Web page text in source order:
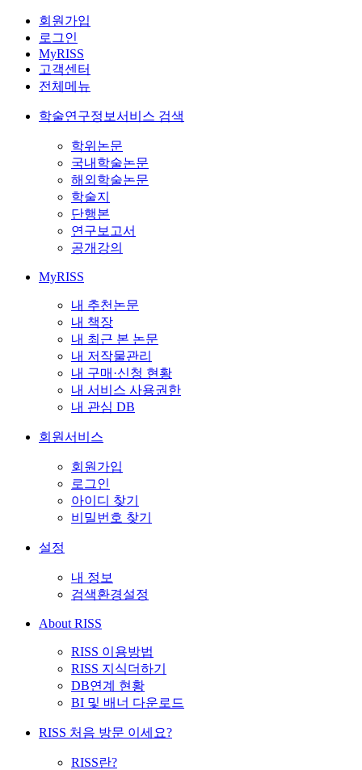
회원가입
로그인
MyRISS
고객센터
전체메뉴
학술연구정보서비스 검색
학위논문
국내학술논문
해외학술논문
학술지
단행본
연구보고서
공개강의
MyRISS
내 추천논문
내 책장
내 최근 본 논문
내 저작물관리
내 구매·신청 현황
내 서비스 사용권한
내 관심 DB
회원서비스
회원가입
로그인
아이디 찾기
비밀번호 찾기
설정
내 정보
검색환경설정
About RISS
RISS 이용방법
RISS 지식더하기
DB연계 현황
BI 및 배너 다운로드
RISS 처음 방문 이세요?
RISS란?